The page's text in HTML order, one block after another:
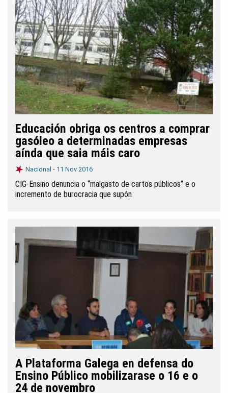
Educación obriga os centros a comprar
gasóleo a determinadas empresas
aínda que saia máis caro
Nacional - 11 Nov 2016
CIG-Ensino denuncia o “malgasto de cartos públicos” e o
incremento de burocracia que supón
A Plataforma Galega en defensa do
Ensino Público mobilizarase o 16 e o
24 de novembro